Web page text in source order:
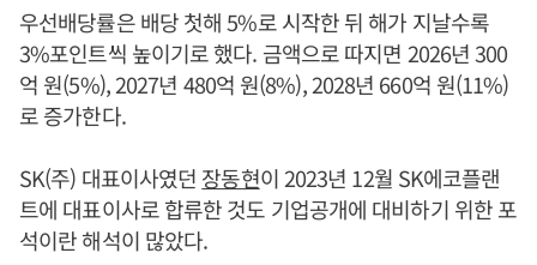
우선배당률은 배당 첫해 5%로 시작한 뒤 해가 지날수록
3%포인트씩 높이기로 했다. 금액으로 따지면 2026년 300
억 원(5%), 2027년 480억 원(8%), 2028년 660억 원(11%)
로 증가한다.
SK(주) 대표이사였던 장동현이 2023년 12월 SK에코플랜
트에 대표이사로 합류한 것도 기업공개에 대비하기 위한 포
석이란 해석이 많았다.